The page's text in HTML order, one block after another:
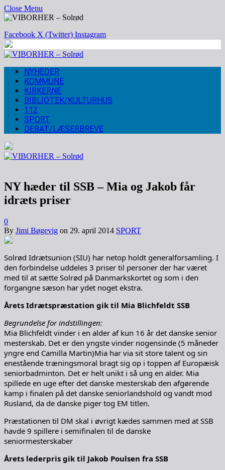
Close Menu
Facebook X (Twitter) Instagram
NYHEDER
KOMMUNE
KIRKERNE
BIBLIOTEK/KULTURHUS
112
SPORT
DEBAT/LÆSERBREVE
NY hæder til SSB – Mia og Jakob får
idræts priser
0
By Jimi Bøgevig on 29. april 2014 SPORT
Solrød Idrætsunion (SIU) har netop holdt generalforsamling. I
den forbindelse uddeles 3 priser til personer der har været
med til at sætte Solrød på Danmarkskortet og som i den
forgangne sæson har ydet noget ekstra.
Årets Idrætspræstation gik til Mia Blichfeldt SSB
Begrundelse for indstillingen:
Mia Blichfeldt vinder i en alder af kun 16 år det danske senior
mesterskab. Det er den yngste vinder nogensinde (5 måneder
yngre end Camilla Martin)Mia har via sit store talent og sin
enestående træningsmoral bragt sig op i toppen af Europæisk
seniorbadminton. Det er helt unikt i så ung en alder. Mia
spillede en uge efter det danske mesterskab den afgørende
kamp i finalen på det danske seniorlandshold og vandt mod
Rusland, da de danske piger tog EM titlen.
Præstationen til DM skal i øvrigt kædes sammen med at SSB
havde 9 spillere i semifinalen til de danske
seniormesterskaber
Årets lederpris gik til Jakob Poulsen fra SSB